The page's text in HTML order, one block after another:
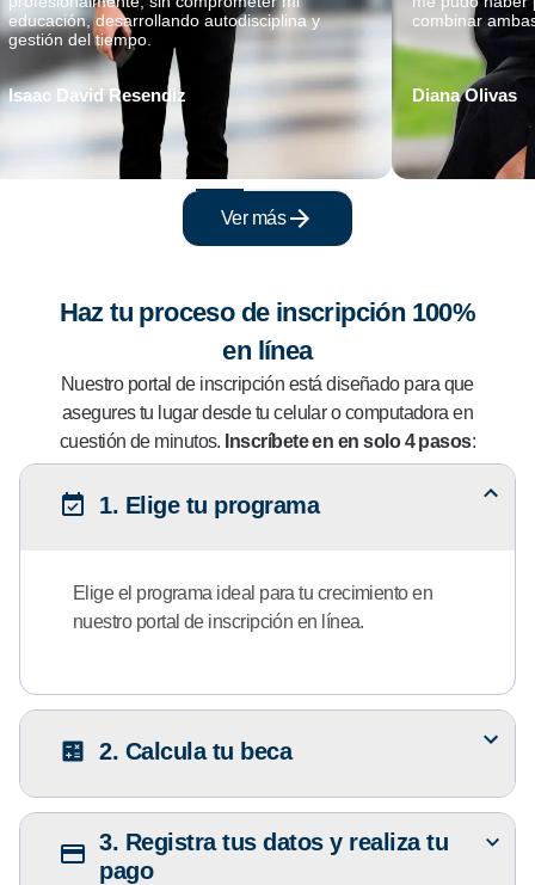
educación, desarrollando autodisciplina y
gestión del tiempo.
Isaac David Resendiz
combinar
Diana Olivas
Ver más
Haz tu proceso de inscripción 100%
en línea
Nuestro portal de inscripción está diseñado para que
asegures tu lugar desde tu celular o computadora en
cuestión de minutos. Inscríbete en en solo 4 pasos:
1. Elige tu programa
Elige el programa ideal para tu crecimiento en
nuestro portal de inscripción en línea.
2. Calcula tu beca
3. Registra tus datos y realiza tu
pago